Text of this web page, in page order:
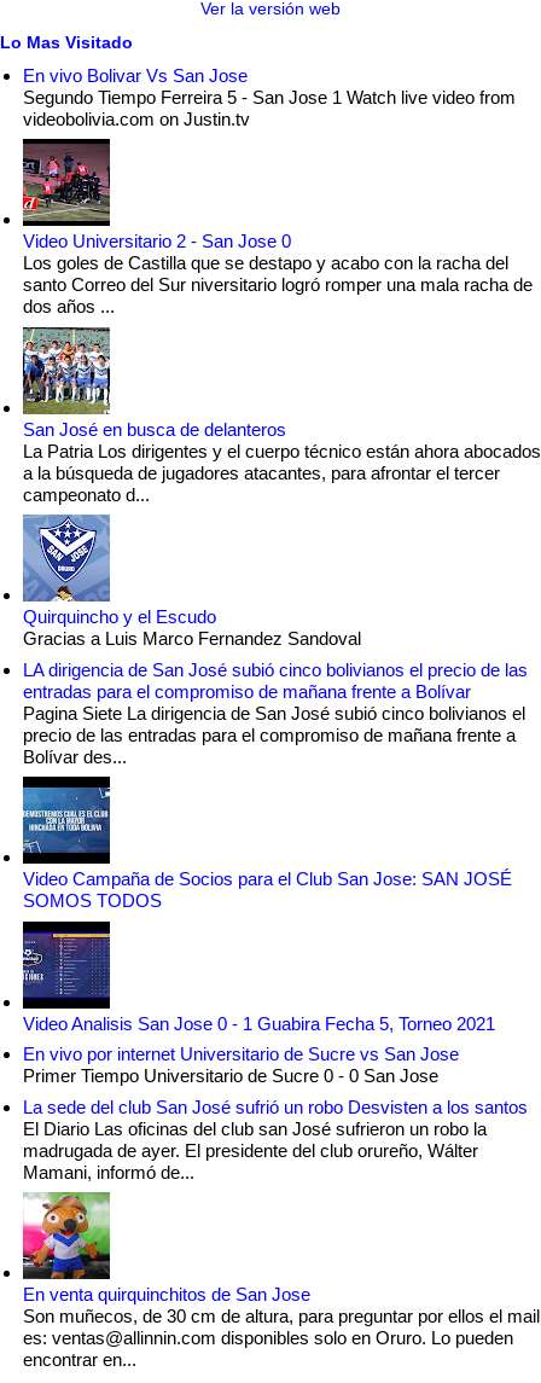
Ver la versión web
Lo Mas Visitado
En vivo Bolivar Vs San Jose
Segundo Tiempo Ferreira 5 - San Jose 1 Watch live video from
videobolivia.com on Justin.tv
Video Universitario 2 - San Jose 0
Los goles de Castilla que se destapo y acabo con la racha del
santo Correo del Sur niversitario logró romper una mala racha de
dos años ...
San José en busca de delanteros
La Patria Los dirigentes y el cuerpo técnico están ahora abocados
a la búsqueda de jugadores atacantes, para afrontar el tercer
campeonato d...
Quirquincho y el Escudo
Gracias a Luis Marco Fernandez Sandoval
LA dirigencia de San José subió cinco bolivianos el precio de las
entradas para el compromiso de mañana frente a Bolívar
Pagina Siete La dirigencia de San José subió cinco bolivianos el
precio de las entradas para el compromiso de mañana frente a
Bolívar des...
Video Campaña de Socios para el Club San Jose: SAN JOSÉ
SOMOS TODOS
Video Analisis San Jose 0 - 1 Guabira Fecha 5, Torneo 2021
En vivo por internet Universitario de Sucre vs San Jose
Primer Tiempo Universitario de Sucre 0 - 0 San Jose
La sede del club San José sufrió un robo Desvisten a los santos
El Diario Las oficinas del club san José sufrieron un robo la
madrugada de ayer. El presidente del club orureño, Wálter
Mamani, informó de...
En venta quirquinchitos de San Jose
Son muñecos, de 30 cm de altura, para preguntar por ellos el mail
es: ventas@allinnin.com disponibles solo en Oruro. Lo pueden
encontrar en...